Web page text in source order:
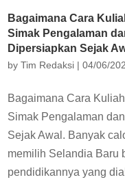
Bagaimana Cara
Simak Pengalaman
Dipersiapkan Sejak
byTim Redaksi |04/06/
Bagaimana Cara
Simak Pengalaman
Sejak Awal. Banyak
memilih Selandia Baru
pendidikannya yang